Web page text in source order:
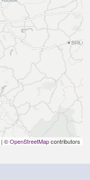
| ©OpenStreetMapcontributors